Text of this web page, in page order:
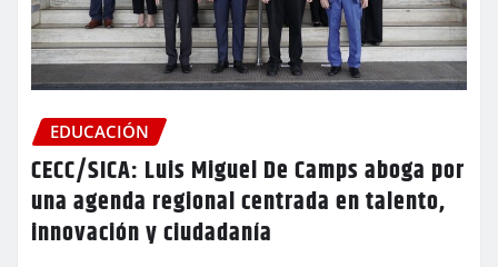
EDUCACIÓN
CECC/SICA: Luis Miguel De Camps aboga por
una agenda regional centrada en talento,
innovación y ciudadanía